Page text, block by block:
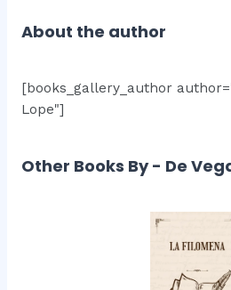
About the author
[books_gallery_author
Lope"]
Other Books By - De